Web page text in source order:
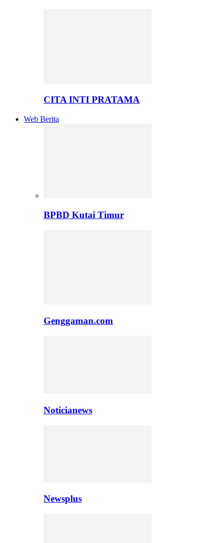
CITA INTI PRATAMA
Web Berita
BPBD Kutai Timur
Genggaman.com
Noticianews
Newsplus